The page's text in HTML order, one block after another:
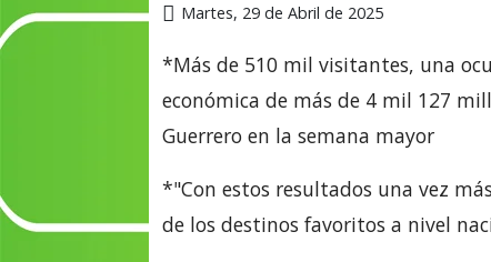
Martes, 29 de Abril de 2025
*Más de 510 mil visitantes, una
económica de más de 4 mil 127
Guerrero en la semana mayor
*"Con estos resultados una vez
de los destinos favoritos a nivel